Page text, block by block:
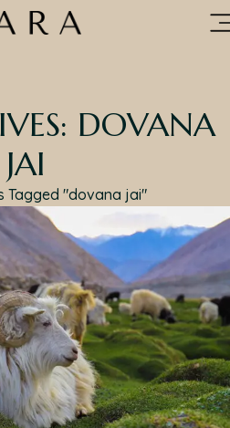
DOVANA
JAI
Tagged "dovana jai"